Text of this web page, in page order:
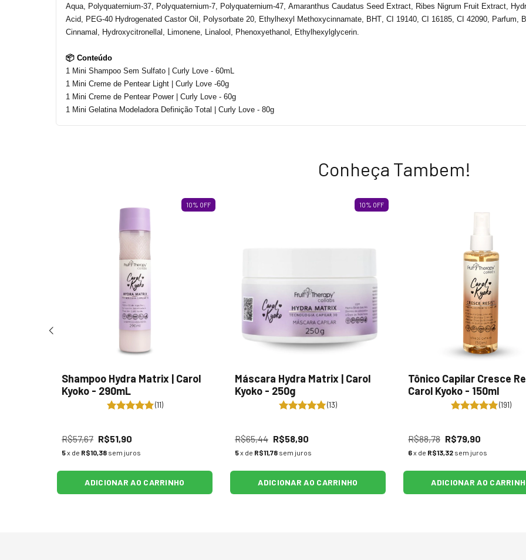
Aqua, Polyquaternium-37, Polyquaternium-7, Polyquaternium-47, Amaranthus Caudatus Seed Extract, Ribes Nigrum Fruit Extract,
Acid, PEG-40 Hydrogenated Castor Oil, Polysorbate 20,
Ethylhexyl Methoxycinnamate, BHT, CI 19140, CI 16185, CI 42090, Parfum,
Cinnamal,
Hydroxycitronellal , Limonene, Linalool, Phenoxyethanol, Ethylhexylglycerin
📦 Conteúdo
1 Mini Shampoo Sem Sulfato | Curly Love - 60mL
1 Mini Creme de Pentear Light | Curly Love -60g
1 Mini Creme de Pentear Power | Curly Love - 60g
1 Mini Gelatina Modeladora Definição Total | Curly Love - 80g
Conheça Tambem!
10% OFF
Shampoo Hydra Matrix | Carol
Kyoko - 290mL
(11)
R$57,67 R$51,90
5x de R$10,38 sem juros
ADICIONAR AO CARRINHO
10% OFF
Máscara Hydra Matrix | Carol
Kyoko - 250g
(13)
R$65,44 R$58,90
5x de R$11,78 sem juros
ADICIONAR AO CARRINHO
Tônico Capilar Cresce
Carol Kyoko - 150ml
(191)
R$88,78 R$79,90
6x de R$13,32 sem juros
ADICIONAR AO